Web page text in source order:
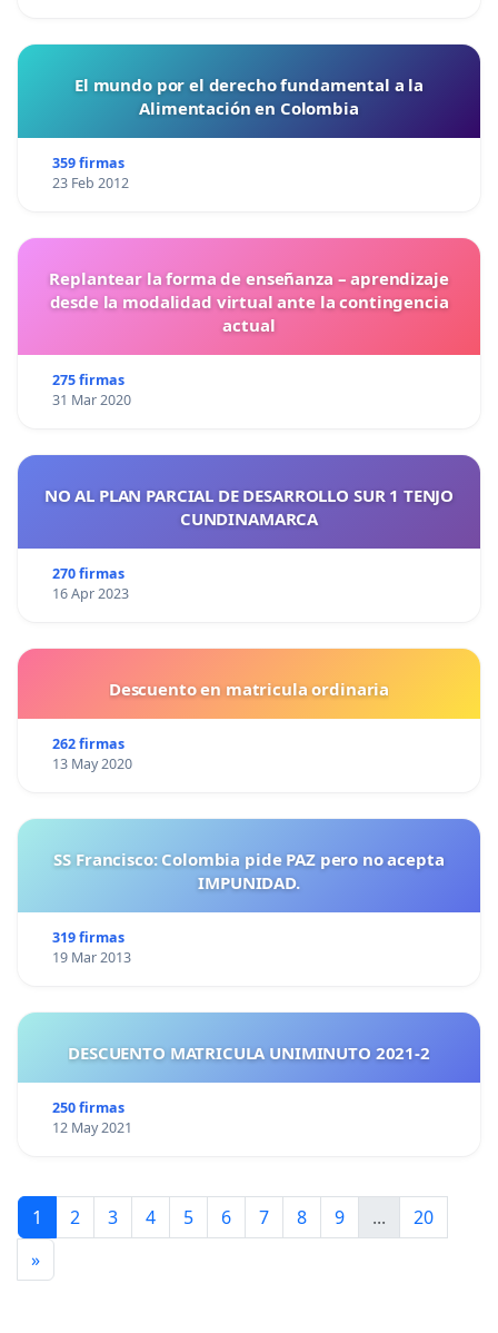
El mundo por el derecho fundamental a la
Alimentación en Colombia
359 firmas
23 Feb 2012
Replantear la forma de enseñanza – aprendizaje
desde la modalidad virtual ante la contingencia
actual
275 firmas
31 Mar 2020
NO AL PLAN PARCIAL DE DESARROLLO SUR 1 TENJO
CUNDINAMARCA
270 firmas
16 Apr 2023
Descuento en matricula ordinaria
262 firmas
13 May 2020
SS Francisco: Colombia pide PAZ pero no acepta
IMPUNIDAD.
319 firmas
19 Mar 2013
DESCUENTO MATRICULA UNIMINUTO 2021-2
250 firmas
12 May 2021
1 2 3 4 5 6 7 8 9 ...
20
»